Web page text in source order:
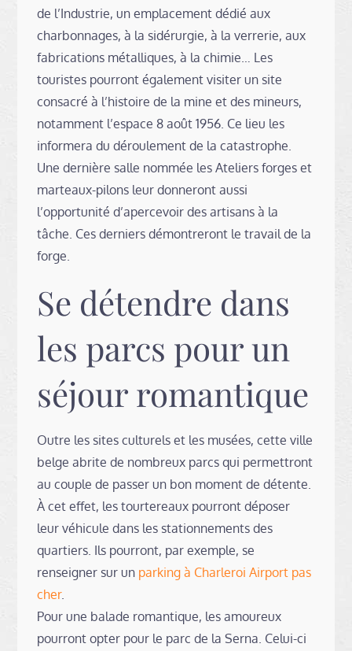
de l’Industrie, un emplacement dédié aux
charbonnages, à la sidérurgie, à la verrerie, aux
fabrications métalliques, à la chimie… Les
touristes pourront également visiter un site
consacré à l’histoire de la mine et des mineurs,
notamment l’espace 8 août 1956. Ce lieu les
informera du déroulement de la catastrophe.
Une dernière salle nommée les Ateliers forges et
marteaux-pilons leur donneront aussi
l’opportunité d’apercevoir des artisans à la
tâche. Ces derniers démontreront le travail de la
forge.
Se détendre dans
les parcs pour un
séjour romantique
Outre les sites culturels et les musées, cette ville
belge abrite de nombreux parcs qui permettront
au couple de passer un bon moment de détente.
À cet effet, les tourtereaux pourront déposer
leur véhicule dans les stationnements des
quartiers. Ils pourront, par exemple, se
renseigner sur un parking à Charleroi Airport pas
cher.
Pour une balade romantique, les amoureux
pourront opter pour le parc de la Serna. Celui-ci